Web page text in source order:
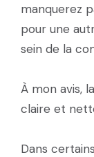
manquerez
pour une
sein de la
À mon avis,
claire et
Dans